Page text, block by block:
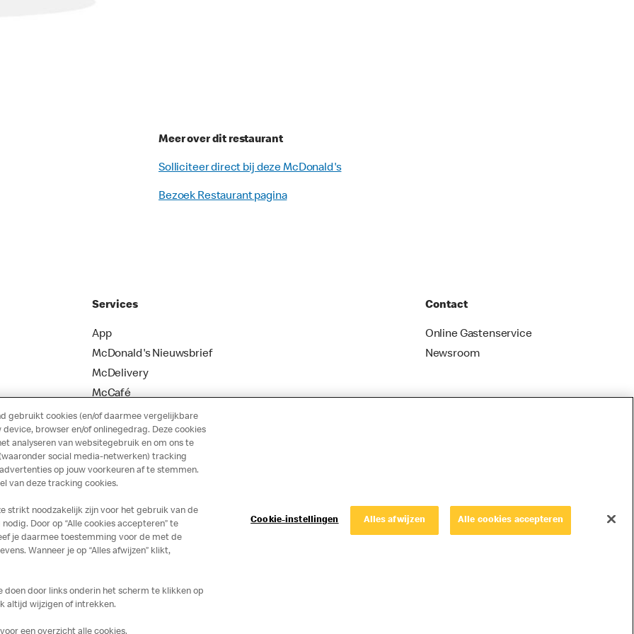
Meer over dit restaurant
Solliciteer direct bij deze McDonald's
Bezoek Restaurant pagina
Services
App
McDonald's Nieuwsbrief
McDelivery
McCafé
Contact
Online Gastenservice
Newsroom
gebruikt cookies (en/of daarmee vergelijkbare
browser en/of onlinegedrag. Deze cookies
analyseren van websitegebruik en om ons te
social media-netwerken) tracking
op jouw voorkeuren af te stemmen.
van deze tracking cookies.
strikt noodzakelijk zijn voor het gebruik van de
Door op “Alle cookies accepteren” te
je daarmee toestemming voor de met de
Wanneer je op “Alles afwijzen” klikt,
door links onderin het scherm te klikken op
altijd wijzigen of intrekken.
Cookie-instellingen Alles afwijzen Alle cookies accepteren